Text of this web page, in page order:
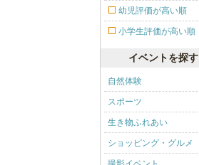
幼児評価が高い順
小学生評価が高い順
イベントを探す
自然体験
スポーツ
生き物ふれあい
ショッピング・グルメ